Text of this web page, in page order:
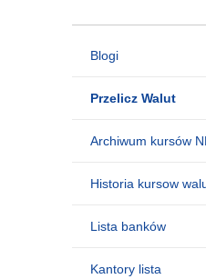
Blogi
Przelicz Walut
Archiwum kursów
Historia kursow
Lista banków
Kantory lista